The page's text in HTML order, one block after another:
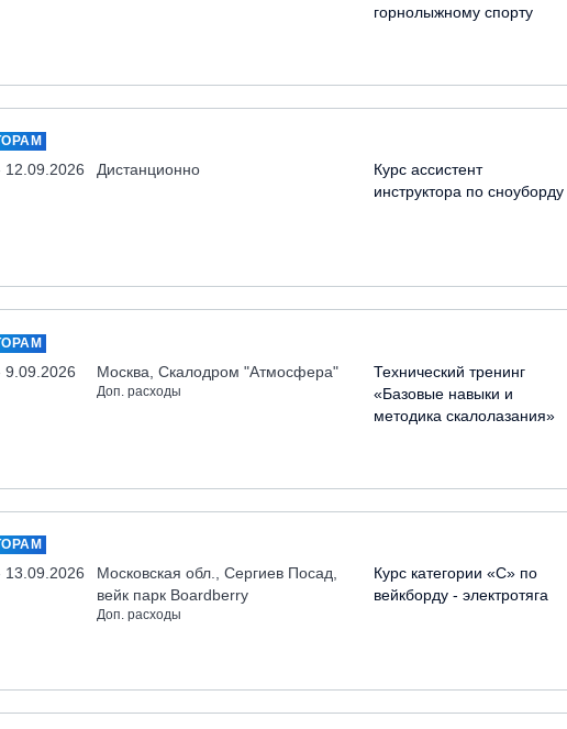
горнолыжному спорту
12.09.2026 Дистанционно
Курс ассистент
инструктора по сноуборду
9.09.2026 Москва, Скалодром "Атмосфера"
Доп. расходы
Технический тренинг
«Базовые навыки и
методика скалолазания»
13.09.2026
Московская обл., Сергиев Посад,
вейк парк Boardberry
Доп. расходы
Курс категории «С» по
вейкборду - электротяга